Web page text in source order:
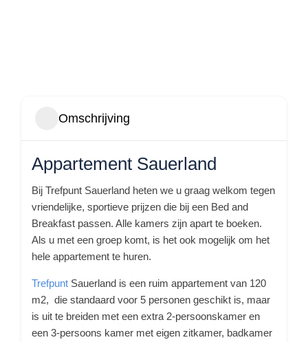
Omschrijving
Appartement Sauerland
Bij Trefpunt Sauerland heten we u graag welkom tegen
vriendelijke, sportieve prijzen die bij een Bed and
Breakfast passen. Alle kamers zijn apart te boeken.
Als u met een groep komt, is het ook mogelijk om het
hele appartement te huren.
Trefpunt Sauerland is een ruim appartement van 120
m2, die standaard voor 5 personen geschikt is, maar
is uit te breiden met een extra 2-persoonskamer en
een 3-persoons kamer met eigen zitkamer, badkamer